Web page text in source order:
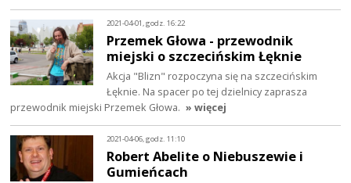
2021-04-01, godz. 16:22
Przemek Głowa - przewodnik
miejski o szczecińskim Łęknie
Akcja "Blizn" rozpoczyna się na szczecińskim
Łęknie. Na spacer po tej dzielnicy zaprasza
przewodnik miejski Przemek Głowa. » więcej
2021-04-06, godz. 11:10
Robert Abelite o Niebuszewie i
Gumieńcach